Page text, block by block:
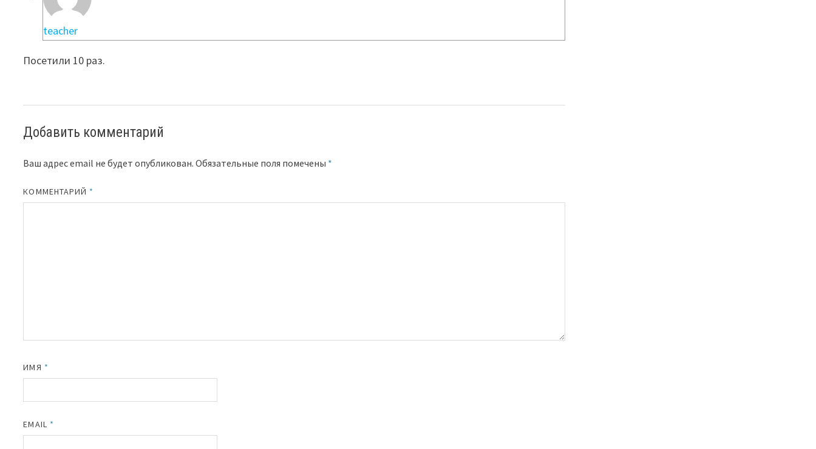
teacher
Посетили 10 раз.
Добавить комментарий
Ваш адрес email не будет опубликован. Обязательные поля помечены *
КОММЕНТАРИЙ *
ИМЯ *
EMAIL *